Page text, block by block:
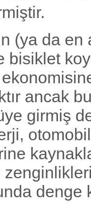
(ya da en
bisiklet
ancak
girmiş
denge